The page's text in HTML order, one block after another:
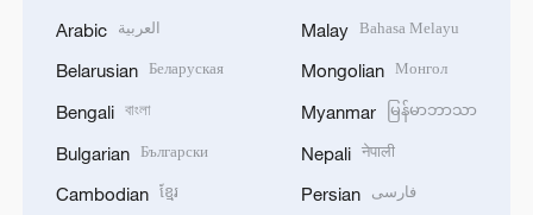
Arabic العربية
Belarusian Беларуская
Bengali বাংলা
Bulgarian Български
Cambodian ខ្មែរ
Malay Bahasa Melayu
Mongolian Монгол
Myanmar မြန်မာဘာသာ
Nepali नेपाली
Persian فارسی